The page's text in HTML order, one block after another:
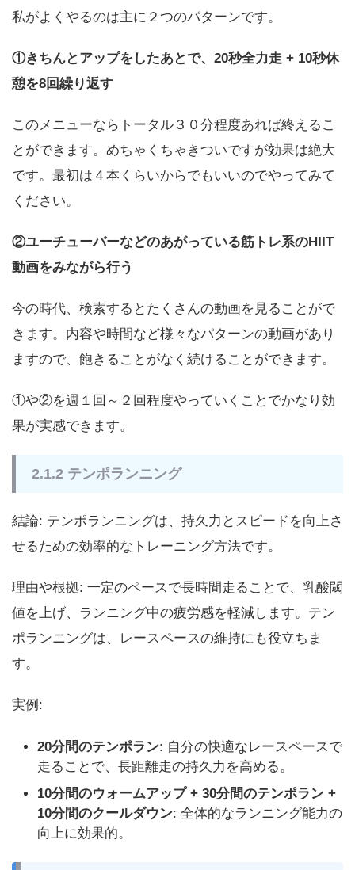
私がよくやるのは主に２つのパターンです。
①きちんとアップをしたあとで、20秒全力走 + 10秒休
憩を8回繰り返す
このメニューならトータル３０分程度あれば終えるこ
とができます。めちゃくちゃきついですが効果は絶大
です。最初は４本くらいからでもいいのでやってみて
ください。
②ユーチューバーなどのあがっている筋トレ系のHIIT
動画をみながら行う
今の時代、検索するとたくさんの動画を見ることがで
きます。内容や時間など様々なパターンの動画があり
ますので、飽きることがなく続けることができます。
①や②を週１回～２回程度やっていくことでかなり効
果が実感できます。
2.1.2 テンポランニング
結論: テンポランニングは、持久力とスピードを向上さ
せるための効率的なトレーニング方法です。
理由や根拠: 一定のペースで長時間走ることで、乳酸閾
値を上げ、ランニング中の疲労感を軽減します。テン
ポランニングは、レースペースの維持にも役立ちま
す。
実例:
20分間のテンポラン: 自分の快適なレースペースで
走ることで、長距離走の持久力を高める。
10分間のウォームアップ + 30分間のテンポラン +
10分間のクールダウン: 全体的なランニング能力の
向上に効果的。